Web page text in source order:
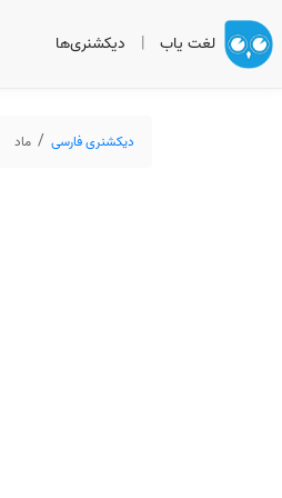
لغت یاب | دیکشنری‌ها
دیکشنری فارسی ماد